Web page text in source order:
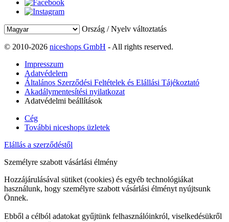
Ország / Nyelv változtatás
© 2010-2026 niceshops GmbH - All rights reserved.
Impresszum
Adatvédelem
Általános Szerződési Feltételek és Elállási Tájékoztató
Akadálymentesítési nyilatkozat
Adatvédelmi beállítások
Cég
További niceshops üzletek
Elállás a szerződéstől
Személyre szabott vásárlási élmény
Hozzájárulásával sütiket (cookies) és egyéb technológiákat
használunk, hogy személyre szabott vásárlási élményt nyújtsunk
Önnek.
Ebből a célból adatokat gyűjtünk felhasználóinkról, viselkedésükről